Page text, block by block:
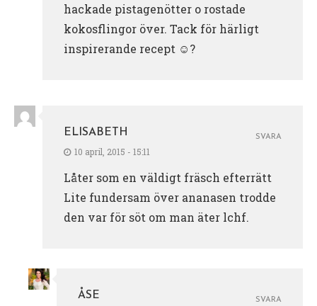
hackade pistagenötter o rostade
kokosflingor över. Tack för härligt
inspirerande recept ☺?
ELISABETH
10 april, 2015 - 15:11
Låter som en väldigt fräsch efterrätt
Lite fundersam över ananasen trodde
den var för söt om man äter lchf.
SVARA
ÅSE
SVARA